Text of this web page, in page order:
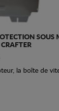
SOUS
la boîte de